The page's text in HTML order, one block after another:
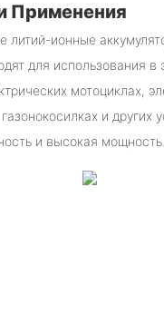
Применения
литий-ионные
для использования в
мотоциклах,
и других
и высокая мощность.